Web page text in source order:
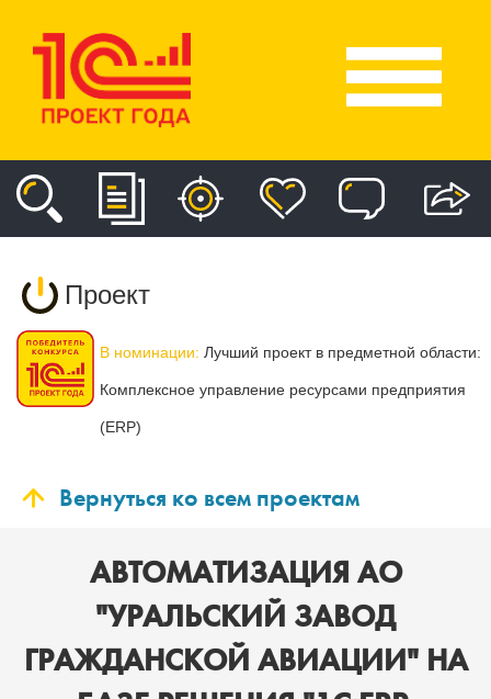
Проект
В номинации: Лучший проект в предметной области:
Комплексное управление ресурсами предприятия
(ERP)
Вернуться ко всем проектам
АВТОМАТИЗАЦИЯ АО
"УРАЛЬСКИЙ ЗАВОД
ГРАЖДАНСКОЙ АВИАЦИИ" НА